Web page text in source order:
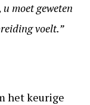
moet geweten
voelt.”
het keurige